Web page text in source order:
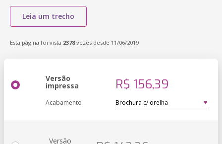
Leia um trecho
Esta página foi vista 2378vezes desde 11/06/2019
Versão
impressa R$ 156,39
Acabamento
Versão